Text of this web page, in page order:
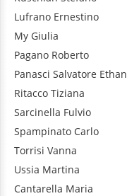
Lufrano Ernestino
My Giulia
Pagano Roberto
Panasci Salvatore Ethan
Ritacco Tiziana
Sarcinella Fulvio
Spampinato Carlo
Torrisi Vanna
Ussia Martina
Cantarella Maria